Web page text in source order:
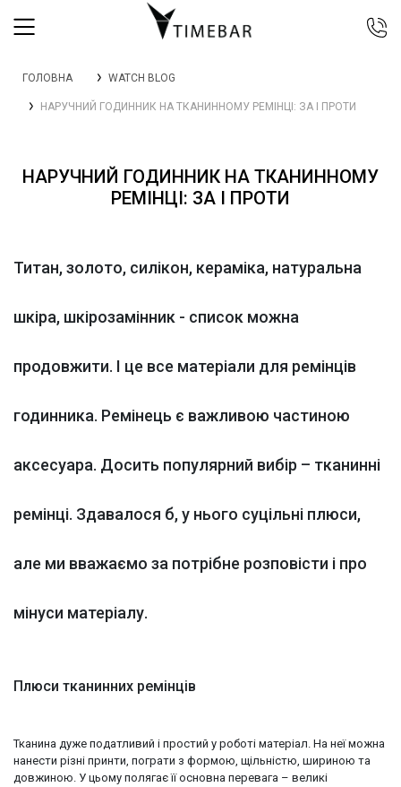
044 392 44 45
067 344 14 44 (viber)
ГОЛОВНА WATCH BLOG
НАРУЧНИЙ ГОДИННИК НА ТКАНИННОМУ РЕМІНЦІ: ЗА І ПРОТИ
НАРУЧНИЙ ГОДИННИК НА ТКАНИННОМУ
РЕМІНЦІ: ЗА І ПРОТИ
Титан, золото, силікон, кераміка, натуральна
шкіра, шкірозамінник - список можна
продовжити. І це все матеріали для ремінців
годинника. Ремінець є важливою частиною
аксесуара. Досить популярний вибір – тканинні
ремінці. Здавалося б, у нього суцільні плюси,
але ми вважаємо за потрібне розповісти і про
мінуси матеріалу.
Плюси тканинних ремінців
Тканина дуже податливий і простий у роботі матеріал. На неї можна
нанести різні принти, пограти з формою, щільністю, шириною та
довжиною. У цьому полягає її основна перевага – великі